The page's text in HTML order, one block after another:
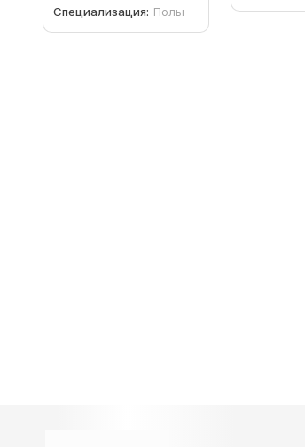
Специализация: Полы